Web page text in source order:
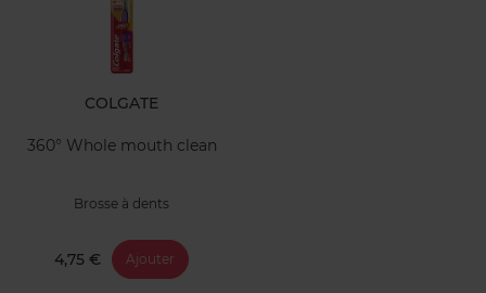
COLGATE
360° Whole mouth clean
Brosse à dents
4,75 € Ajouter